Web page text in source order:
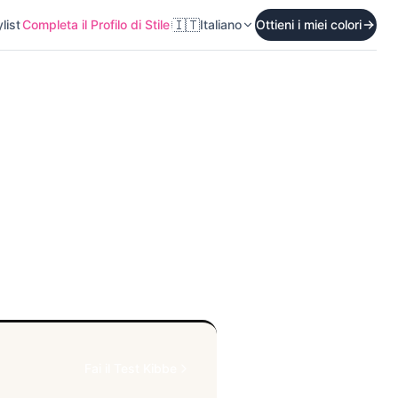
Completa il Profilo di Stile🇮🇹Italiano Ottieni i miei colori